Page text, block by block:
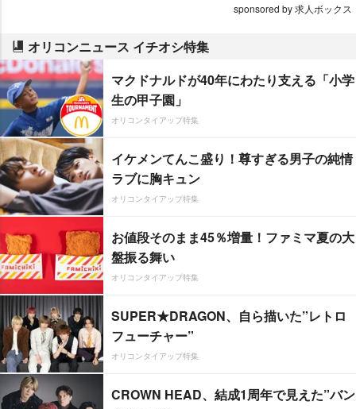
sponsored by 求人ボックス
オリコンニュース イチオシ特集
マクドナルドが40年にわたり支える「小学
生の甲子園」
オリコンタイアップ特集
イケメンてんこ盛り！尊すぎる男子の純情
ラブに胸キュン
オリコンタイアップ特集
お値段そのまま45％増量！ファミマ夏の大
盤振る舞い
オリコンタイアップ特集
SUPER★DRAGON、自ら描いた”レトロ
フューチャー”
オリコンタイアップ特集
CROWN HEAD、結成1周年で見えた”バン